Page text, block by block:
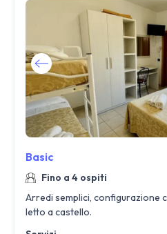
Basic
Fino a 4 ospiti
Arredi semplici, configurazione
letto a castello.